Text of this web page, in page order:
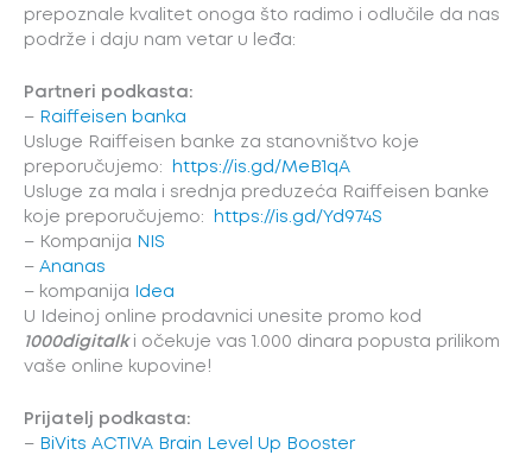
prepoznale kvalitet onoga što radimo i odlučile da nas
podrže i daju nam vetar u leđa:
Partneri podkasta:
– Raiffeisen banka
Usluge Raiffeisen banke za stanovništvo koje
preporučujemo:
https://is.gd/MeB1qA
Usluge za mala i srednja preduzeća Raiffeisen banke
koje preporučujemo:
https://is.gd/Yd974S
– Kompanija NIS
– Ananas
– kompanija
Idea
U Ideinoj online prodavnici unesite promo kod
1000digitalk i očekuje vas 1.000 dinara popusta prilikom
vaše online kupovine!
Prijatelj podkasta:
– BiVits ACTIVA Brain Level Up Booster